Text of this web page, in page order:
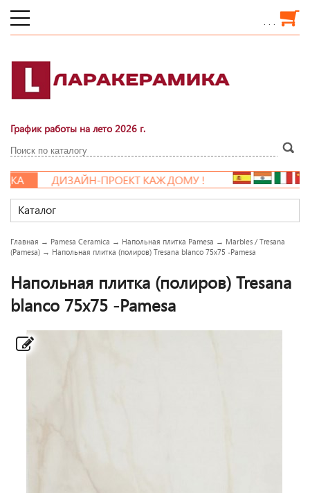
. . .
График работы на лето 2026 г.
ДИЗАЙН-ПРОЕКТ КАЖДОМУ !
Каталог
Главная → Pamesa Ceramica → Напольная плитка Pamesa → Marbles / Tresana
(Pamesa) → Напольная плитка (полиров) Tresana blanco 75x75 -Pamesa
Напольная плитка (полиров) Tresana
blanco 75x75 -Pamesa